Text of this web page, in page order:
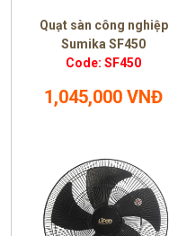
Quạt sàn công nghiệp
Sumika SF450
Code: SF450
1,045,000 VNĐ